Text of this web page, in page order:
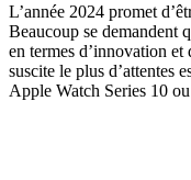
L’année 2024 promet
Beaucoup se demandent
en termes d’innovation
suscite le plus d’attentes
Apple Watch Series 10